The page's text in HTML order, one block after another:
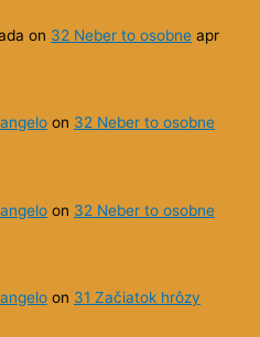
on 32 Neber to osobne apr
on 32 Neber to osobne
on 32 Neber to osobne
on 31 Začiatok hrôzy